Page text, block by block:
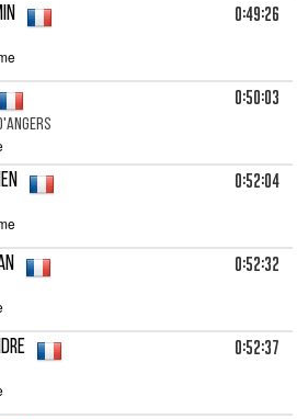
0:49:26
0:50:03
0:52:04
0:52:32
0:52:37